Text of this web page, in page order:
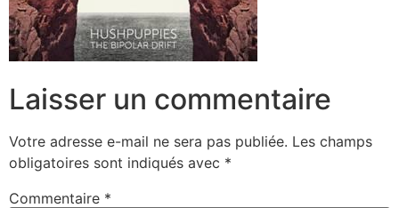
Laisser un commentaire
Votre adresse e-mail ne sera pas publiée. Les champs
obligatoires sont indiqués avec *
Commentaire *